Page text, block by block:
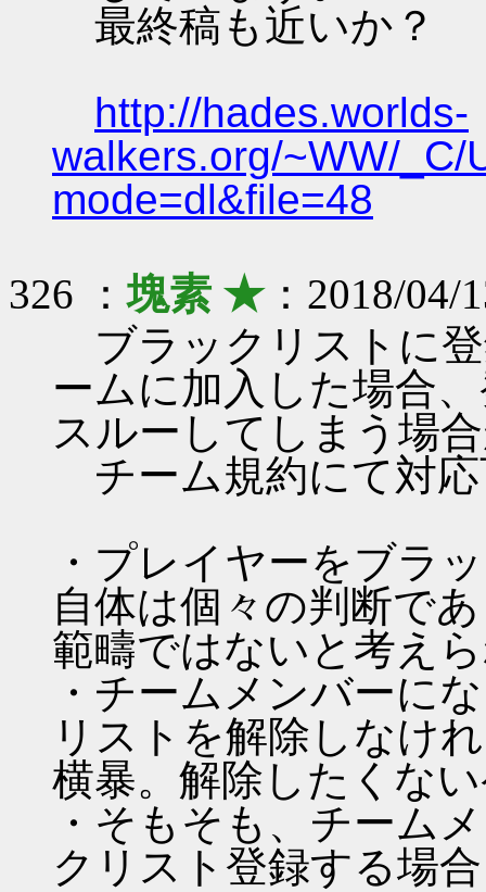
最終稿も近いか？
http://hades.worlds-
walkers.org/~WW/_C/
mode=dl&file=48
326 ：塊素 ★：2018/04/
ブラックリストに
ームに加入した場合
スルーしてしまう場
チーム規約にて対応
・プレイヤーをブラ
自体は個々の判断で
範疇ではないと考え
・チームメンバーに
リストを解除しなけ
横暴。解除したくな
・そもそも、チーム
クリスト登録する場